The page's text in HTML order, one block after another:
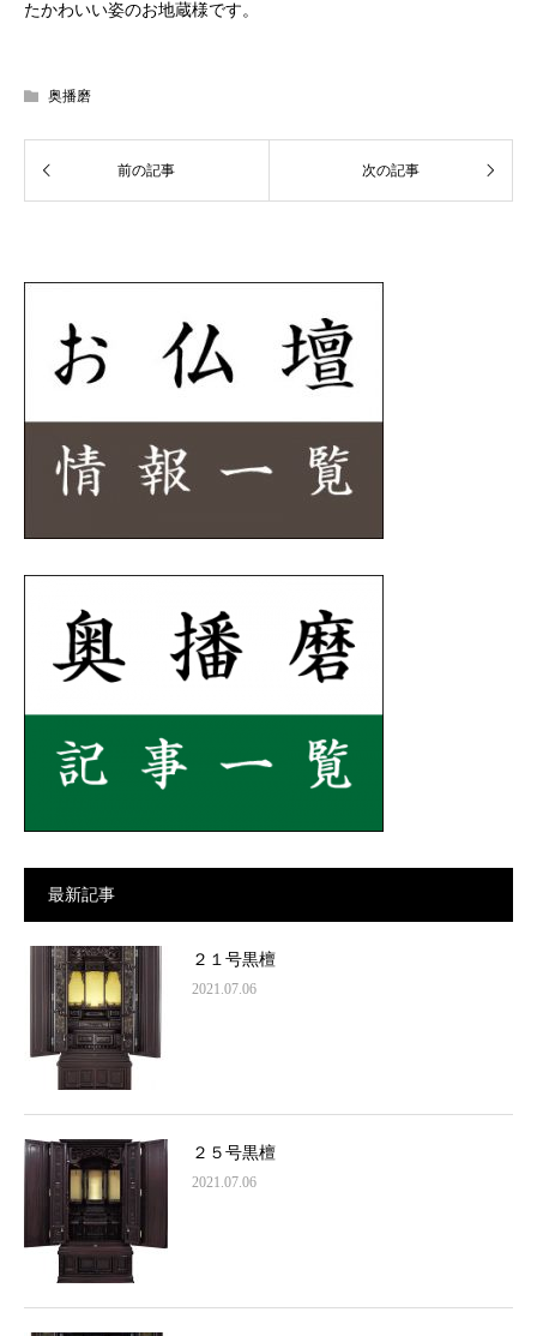
たかわいい姿のお地蔵様です。
奥播磨
最新記事
２１号黒檀
2021.07.06
２５号黒檀
2021.07.06